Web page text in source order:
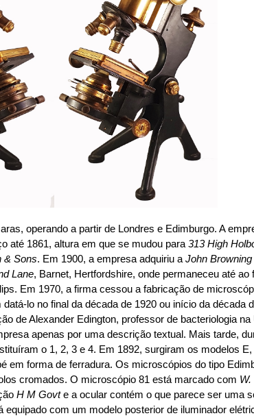
operando a partir de Londres e Edimburgo. A
até 1861, altura em que se mudou para313 High
& Sons. Em 1900, a empresa adquiriu aJohn Browning
Lane, Barnet, Hertfordshire, onde permaneceu até
Em 1970, a firma cessou a fabricação de
lo no final da década de 1920 ou início da
de Alexander Edington, professor de bacteriologia
apenas por uma descrição textual. Mais tarde,
o 1, 2, 3 e 4. Em 1892, surgiram os modelos
forma de ferradura. Os microscópios do tipo
cromados. O microscópio 81 está marcado com
H M Govte a ocular contém o que parece ser uma
com um modelo posterior de iluminador